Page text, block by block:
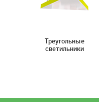
Треугольные
светильники